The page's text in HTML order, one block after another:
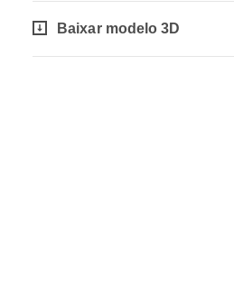
Baixar modelo 3D